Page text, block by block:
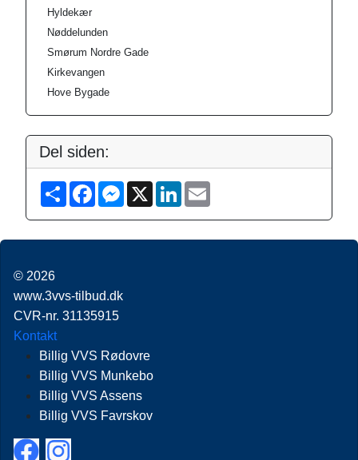
Hyldekær
Nøddelunden
Smørum Nordre Gade
Kirkevangen
Hove Bygade
Del siden:
S
h
e
F
b
M
e
X
L
e
l
© 2026
www.3vvs-tilbud.dk
CVR-nr. 31135915
Kontakt
Billig VVS Rødovre
Billig VVS Munkebo
Billig VVS Assens
Billig VVS Favrskov